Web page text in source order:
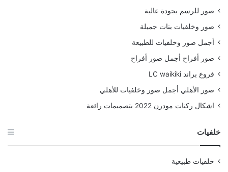
صور للرسم بجودة عالية
صور وخلفيات بنات جميلة
أجمل صور وخلفيات للطبيعة
صور أفراح أجمل صور أفراح
فروع براند LC waikiki
صور الأهلي أجمل صور وخلفيات للأهلي
اشكال ركنات مودرن 2022 بتصميمات رائعة
خلفيات
خلفيات طبيعية